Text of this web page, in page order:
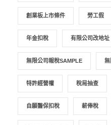
創業板上市條件 勞工假
年金扣稅 有限公司改地址
無限公司報稅SAMPLE 無
特許經營權 稅局抽查
自願醫保扣稅 薪俸稅